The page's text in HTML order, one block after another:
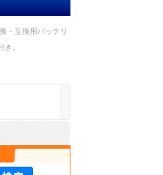
・互換用バッテリ
。